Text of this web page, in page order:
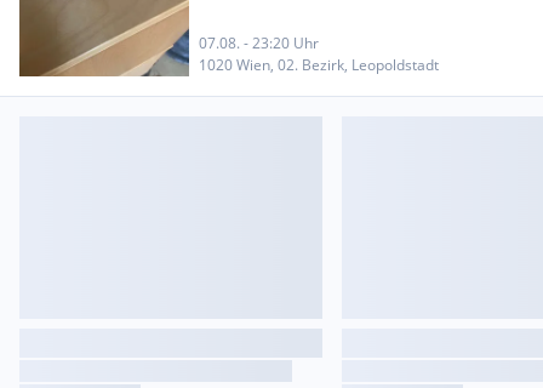
07.08. - 23:20 Uhr
1020 Wien, 02. Bezirk, Leopoldstadt